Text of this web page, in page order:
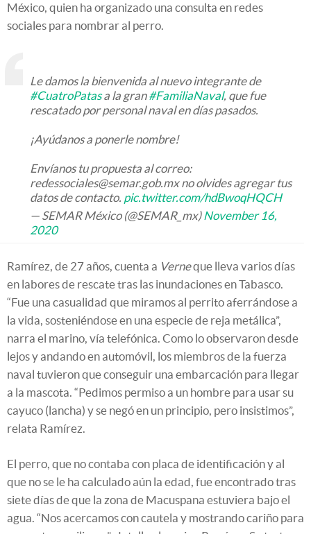
México, quien ha organizado una consulta en redes
sociales para nombrar al perro.
Le damos la bienvenida al nuevo integrante de
#CuatroPatasa la gran#FamiliaNaval, que fue
rescatado por personal naval en días pasados.
¡Ayúdanos a ponerle nombre!
Envíanos tu propuesta al correo:
redessociales@semar.gob.mx no olvides agregar tus
datos de contacto. pic.twitter.com/hdBwoqHQCH
— SEMAR México (@SEMAR_mx)November 16,
2020
Ramírez, de 27 años, cuenta a Verneque lleva varios días
en labores de rescate tras las inundaciones en Tabasco.
“Fue una casualidad que miramos al perrito aferrándose a
la vida, sosteniéndose en una especie de reja metálica”,
narra el marino, vía telefónica. Como lo observaron desde
lejos y andando en automóvil, los miembros de la fuerza
naval tuvieron que conseguir una embarcación para llegar
a la mascota. “Pedimos permiso a un hombre para usar su
cayuco (lancha) y se negó en un principio, pero insistimos”,
relata Ramírez.
El perro, que no contaba con placa de identificación y al
que no se le ha calculado aún la edad, fue encontrado tras
siete días de que la zona de Macuspana estuviera bajo el
agua. “Nos acercamos con cautela y mostrando cariño para